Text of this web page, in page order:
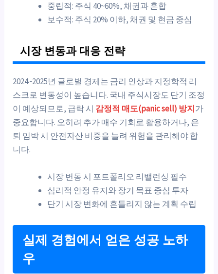
중립적: 주식 40~60%, 채권과 혼합
보수적: 주식 20% 이하, 채권 및 현금 중심
시장 변동과 대응 전략
2024~2025년 글로벌 경제는 금리 인상과 지정학적 리
스크로 변동성이 높습니다. 국내 주식시장도 단기 조정
이 예상되므로, 급락 시 감정적 매도(panic sell) 방지가
중요합니다. 오히려 추가 매수 기회로 활용하거나, 은
퇴 임박 시 안전자산 비중을 늘려 위험을 관리해야 합
니다.
시장 변동 시 포트폴리오 리밸런싱 필수
심리적 안정 유지와 장기 목표 중심 투자
단기 시장 변화에 흔들리지 않는 계획 수립
실제 경험에서 얻은 성공 노하
우